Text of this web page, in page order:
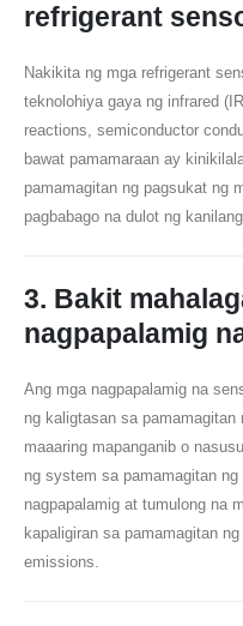
refrigerant
Nakikita ng mga refrigerant
teknolohiya gaya ng infrared
reactions, semiconductor
bawat pamamaraan ay
pamamagitan ng pagsukat ng
pagbabago na dulot ng
3. Bakit
nagpapalamig
Ang mga nagpapalamig na
ng kaligtasan sa
maaaring mapanganib o
ng system sa pamamagitan
nagpapalamig at tumulong na
kapaligiran sa pamamagitan
emissions.